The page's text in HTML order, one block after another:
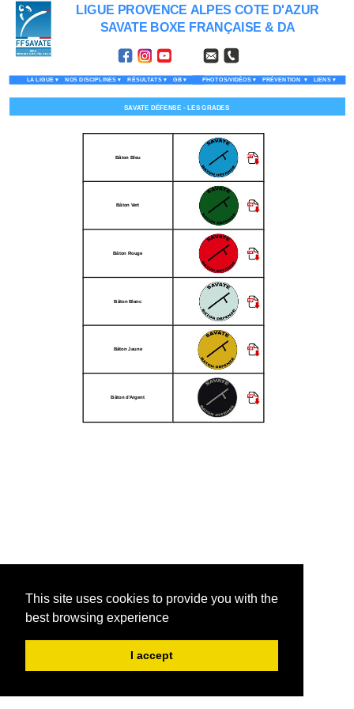
This site uses cookies to provide you with the
best browsing experience
I accept
LA LIGUE ▾ NOS DISCIPLINES ▾ RÉSULTATS ▾ GB ▾ PHOTOS/VIDÉOS ▾ PRÉVENTION ▾ LIENS ▾
LIGUE PROVENCE ALPES COTE D'AZUR
SAVATE BOXE FRANÇAISE & DA
Bâton Bleu
Bâton Vert
Bâton Rouge
Bâton Blanc
Bâton Jaune
Bâton d'Argent
SAVATE DÉFENSE - LES GRADES
SAVATE BOXE FRANÇAISE - LES GRADES